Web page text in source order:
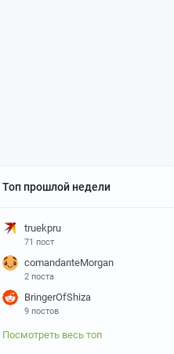
Топ прошлой недели
truekpru
71 пост
comandanteMorgan
2 поста
BringerOfShiza
9 постов
Посмотреть весь топ